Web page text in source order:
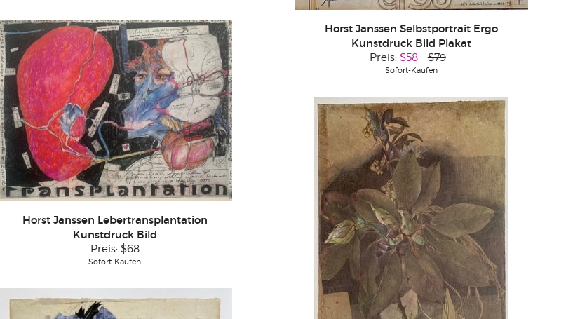
Horst Janssen Lebertransplantation
Kunstdruck Bild
Preis: $68
Sofort-Kaufen
Horst Janssen Selbstportrait Ergo
Kunstdruck Bild Plakat
Preis: $58 $79
Sofort-Kaufen